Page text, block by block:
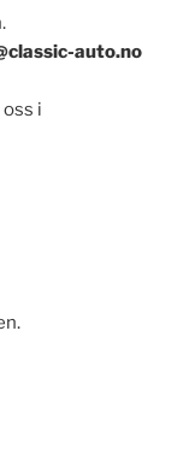
auto.no
i